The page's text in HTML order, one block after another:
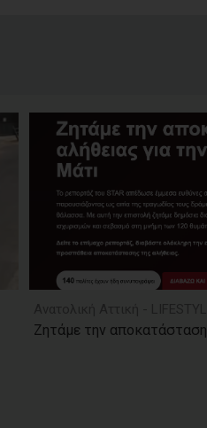
Ζητάμε την αποκατάσταση